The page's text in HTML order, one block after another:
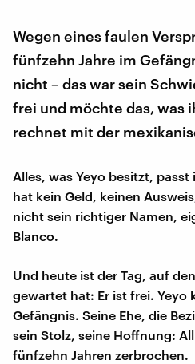
Wegen eines faulen
fünfzehn Jahre im
nicht – das war sein
frei und möchte das, was
rechnet mit der
Alles, was Yeyo besitzt,
hat kein Geld, keinen
nicht sein richtiger Namen,
Blanco.
Und heute ist der Tag, auf
gewartet hat: Er ist frei. Yeyo
Gefängnis. Seine Ehe, die
sein Stolz, seine Hoffnung:
fünfzehn Jahren zerbrochen.